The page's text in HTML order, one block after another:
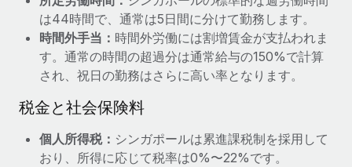
従業員の福利厚生を簡単に管理
ブログ
Remoteの製品アップデート：GustoとXeroの統合お
よびContractor Management Plus（契約社員管理
プラス）
Remoteの使命は、世界のどこにいても、あらゆる規模の企業が
業務に最適な人材を採用し、管理し、給与を支給できるようにす
ることです。この数週間で、新しい統合、機能、改良点をリリー
スしました。...
は44時間で、通常は5日間に分けて勤務します。
時間外手当： 時間外労働には割増賃金が支払われま
す。通常の時間の超過分は通常給与の150%で計算
され、祝日の勤務はさらに高い率となります。
税金と社会保険料
個人所得税： シンガポールは累進課税制を採用して
おり、所得に応じて税率は0%〜22%です。